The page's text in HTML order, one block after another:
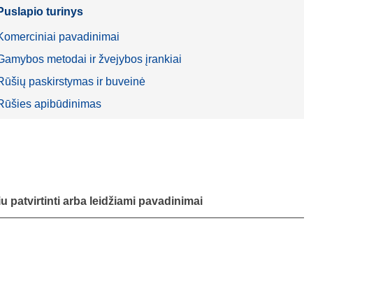
turinys
pavadinimai
metodai ir žvejybos įrankiai
paskirstymas ir buveinė
apibūdinimas
patvirtinti arba leidžiami pavadinimai